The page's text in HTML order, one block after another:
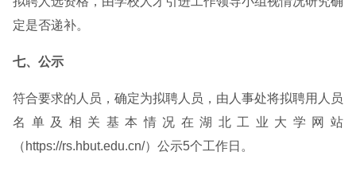
定是否递补。
七、公示
符合要求的人员，确定为拟聘人员，由人事处将拟聘用人员
名单及相关基本情况在湖北工业大学网站
（https://rs.hbut.edu.cn/）公示5个工作日。